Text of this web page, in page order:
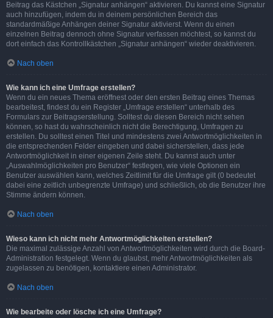
Beitrag das Kästchen „Signatur anhängen“ aktivieren. Du kannst eine Signatur
auch hinzufügen, indem du in deinem persönlichen Bereich das
standardmäßige Anhängen deiner Signatur aktivierst. Wenn du einen
einzelnen Beitrag dennoch ohne Signatur verfassen möchtest, so kannst du
dort einfach das Kontrollkästchen „Signatur anhängen“ wieder deaktivieren.
Nach oben
Wie kann ich eine Umfrage erstellen?
Wenn du ein neues Thema eröffnest oder den ersten Beitrag eines Themas
bearbeitest, findest du ein Register „Umfrage erstellen“ unterhalb des
Formulars zur Beitragserstellung. Solltest du diesen Bereich nicht sehen
können, so hast du wahrscheinlich nicht die Berechtigung, Umfragen zu
erstellen. Du solltest einen Titel und mindestens zwei Antwortmöglichkeiten in
die entsprechenden Felder eingeben und dabei sicherstellen, dass jede
Antwortmöglichkeit in einer eigenen Zeile steht. Du kannst auch unter
„Auswahlmöglichkeiten pro Benutzer“ festlegen, wie viele Optionen ein
Benutzer auswählen kann, welches Zeitlimit für die Umfrage gilt (0 bedeutet
dabei eine zeitlich unbegrenzte Umfrage) und schließlich, ob die Benutzer ihre
Stimme ändern können.
Nach oben
Wieso kann ich nicht mehr Antwortmöglichkeiten erstellen?
Die maximal zulässige Anzahl von Antwortmöglichkeiten wird durch die Board-
Administration festgelegt. Wenn du glaubst, mehr Antwortmöglichkeiten als
zugelassen zu benötigen, kontaktiere einen Administrator.
Nach oben
Wie bearbeite oder lösche ich eine Umfrage?